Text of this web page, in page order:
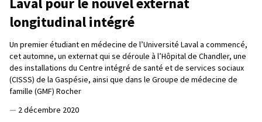
longitudinal intégré
Un premier étudiant en médecine de l’Université Laval a commencé,
cet automne, un externat qui se déroule à l’Hôpital de Chandler, une
des installations du Centre intégré de santé et de services sociaux
(CISSS) de la Gaspésie, ainsi que dans le Groupe de médecine de
famille (GMF) Rocher
— 2 décembre 2020